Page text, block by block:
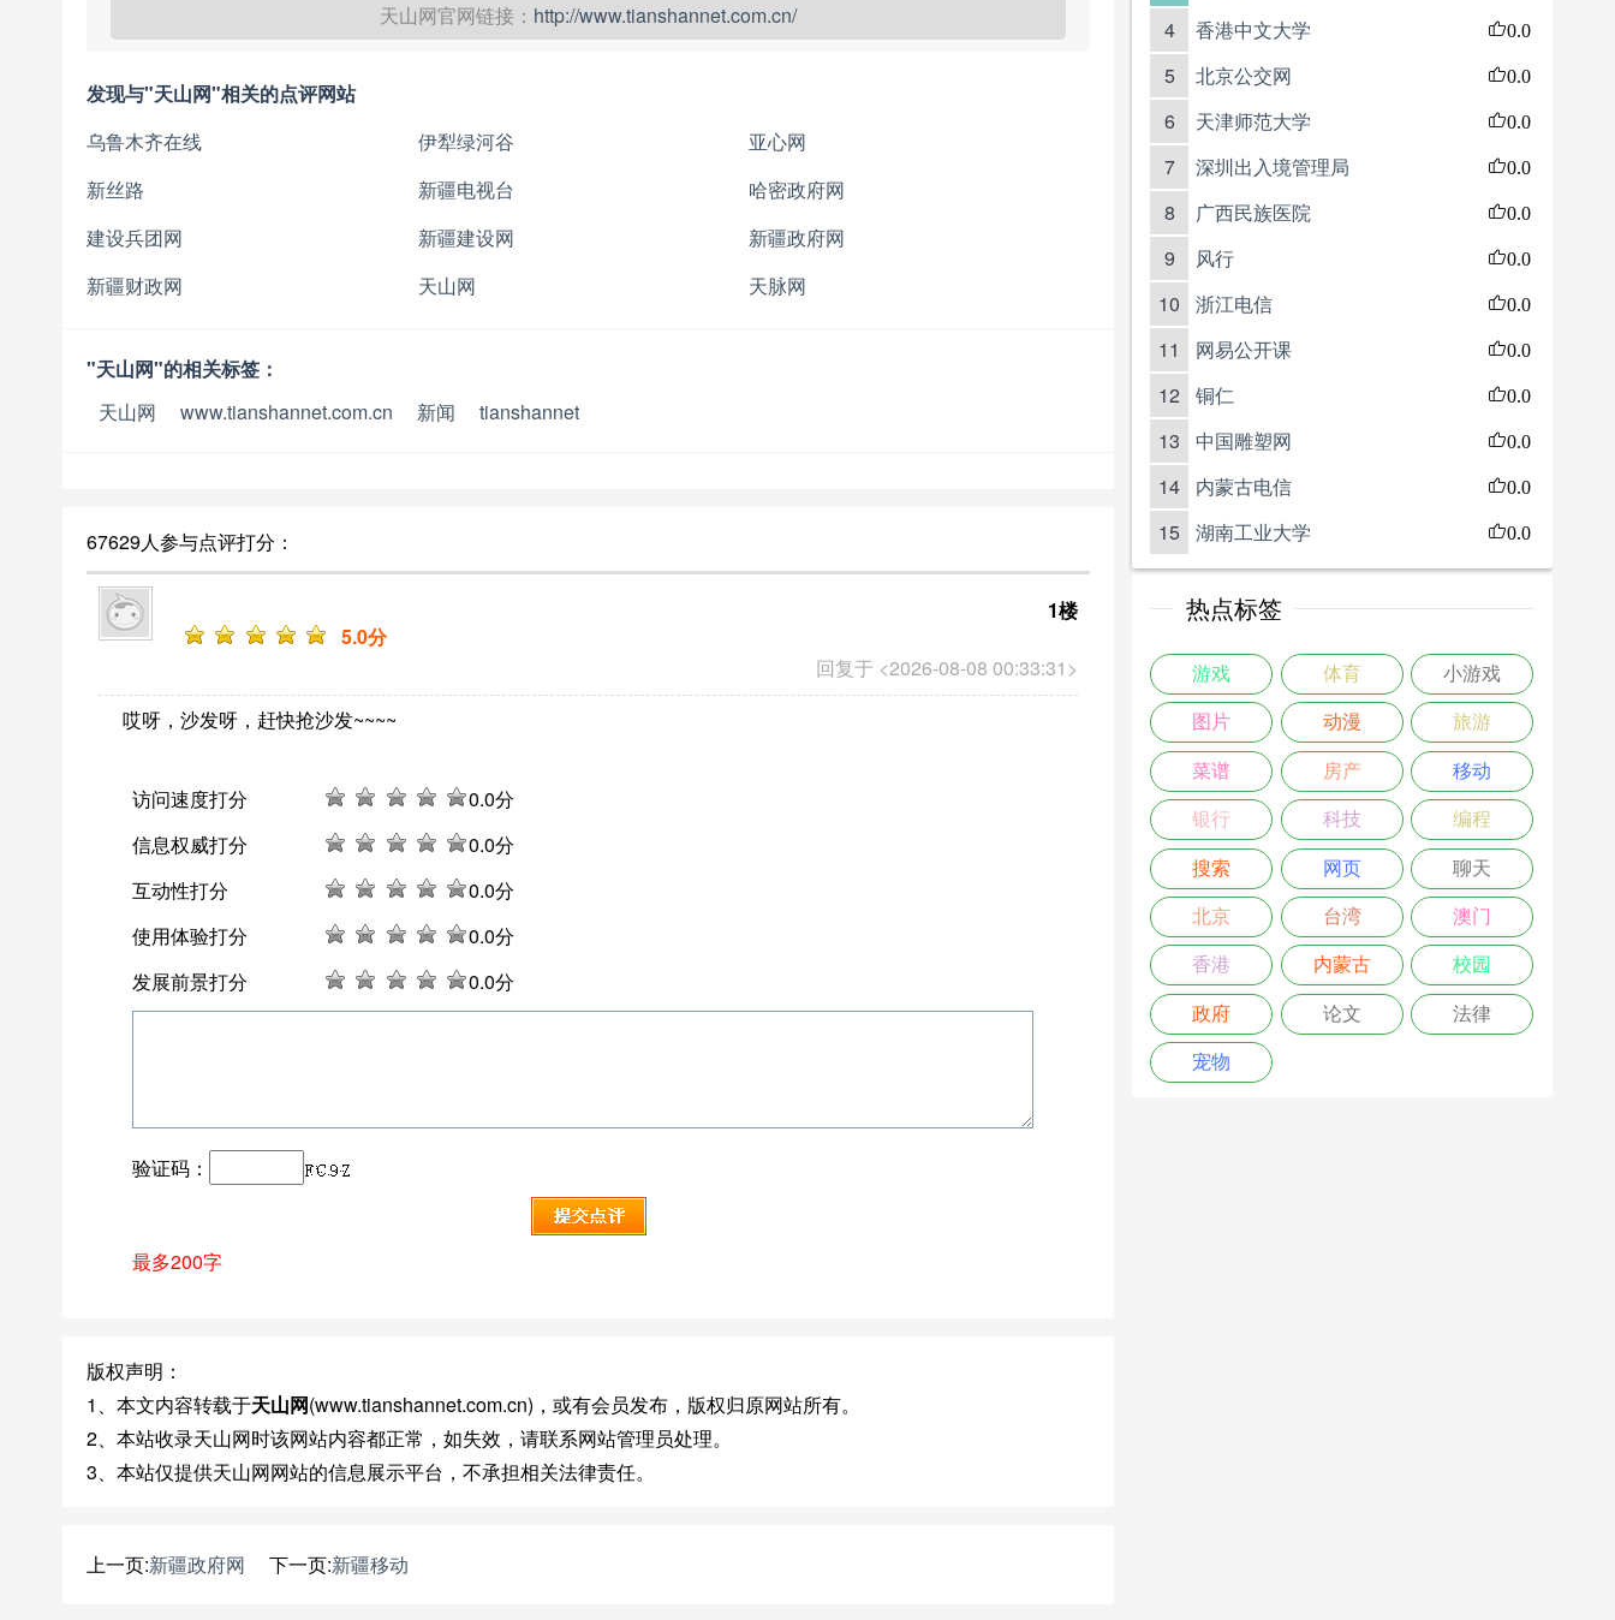
天山网官网链接： http://www.tianshannet.com.cn/
发现与"天山网"相关的点评网站
乌鲁木齐在线
伊犁绿河谷
亚心网
新丝路
新疆电视台
哈密政府网
建设兵团网
新疆建设网
新疆政府网
新疆财政网
天山网 天脉网
"天山网"的相关标签：
天山网
www.tianshannet.com.cn 新闻 tianshannet
67629人参与点评打分：
回复于 <2026-08-08 00:33:31>
1楼
5.0分
哎呀，沙发呀，赶快抢沙发~~~~
访问速度打分 0.0分
信息权威打分
0.0分
互动性打分
0.0分
使用体验打分
0.0分
发展前景打分
0.0分
验证码：
最多200字
版权声明：
1、本文内容转载于天山网(www.tianshannet.com.cn)，或有会员发布，版权归原网站所有。
2、本站收录天山网时该网站内容都正常，如失效，请联系网站管理员处理。
3、本站仅提供天山网网站的信息展示平台，不承担相关法律责任。
上一页:新疆政府网 下一页:新疆移动
4 香港中文大学 0.0
5 北京公交网 0.0
6 天津师范大学 0.0
7 深圳出入境管理局 0.0
8 广西民族医院 0.0
9 风行 0.0
10 浙江电信 0.0
11 网易公开课 0.0
12 铜仁 0.0
13 中国雕塑网 0.0
14 内蒙古电信 0.0
15 湖南工业大学 0.0
热点标签
游戏 体育 小游戏
图片 动漫 旅游
菜谱 房产 移动
银行 科技 编程
搜索 网页 聊天
北京 台湾 澳门
香港 内蒙古 校园
政府 论文 法律
宠物